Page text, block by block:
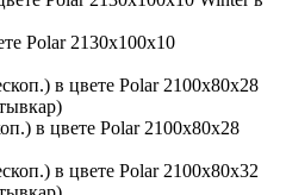
Polar 2130х100х10
в цвете Polar 2100х80х28